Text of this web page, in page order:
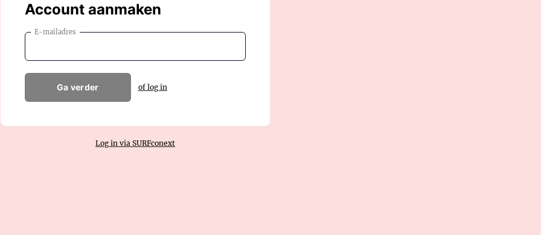
Account aanmaken
E-mailadres
Ga verder of log in
Log in via SURFconext